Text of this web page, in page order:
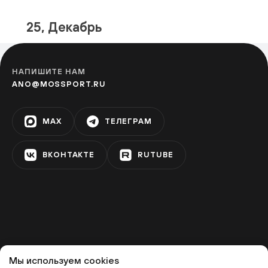
Фестивальная площадка «Теплый
Стан»
УЛИЦА ГОРЧАКОВА
«Олимпийская деревня»
25, Декабрь
НАПИШИТЕ НАМ
ANO@MOSSPORT.RU
MAX ТЕЛЕГРАМ
ВКОНТАКТЕ RUTUBE
Мы используем cookies